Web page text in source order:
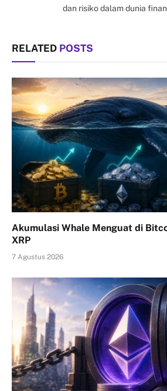
dan risiko dalam dunia
RELATED POSTS
Akumulasi Whale Menguat di
XRP
7 Agustus 2026